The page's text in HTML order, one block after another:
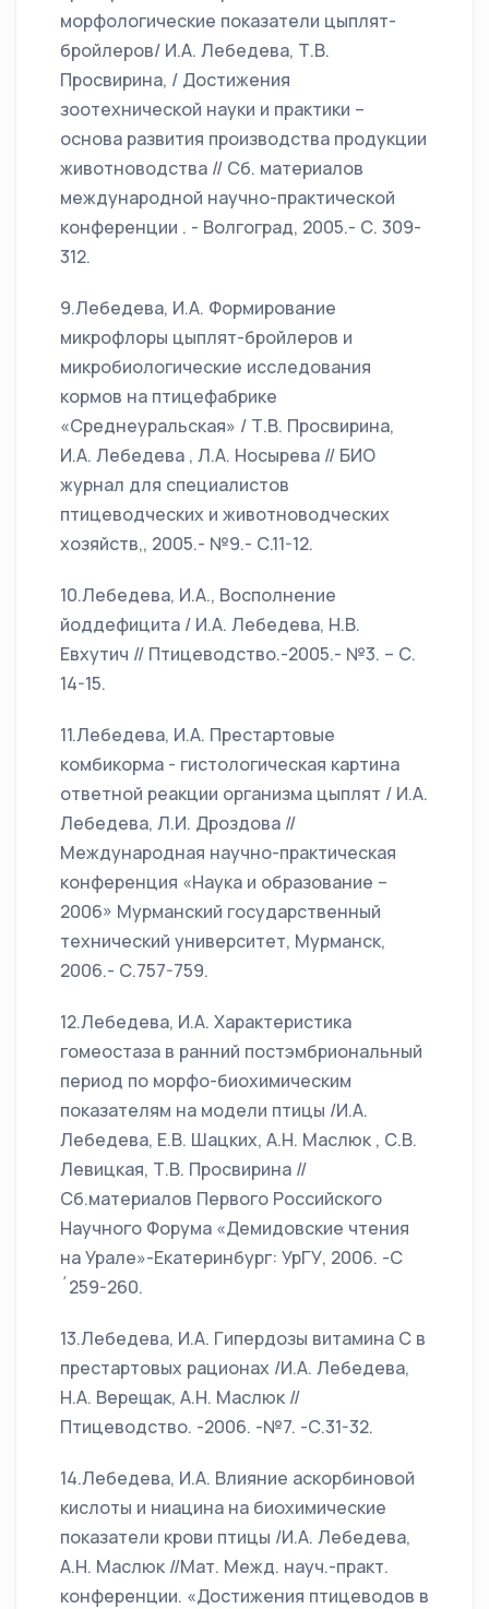
морфологические показатели цыплят-
бройлеров/ И.А. Лебедева, Т.В.
Просвирина, / Достижения
зоотехнической науки и практики –
основа развития производства продукции
животноводства // Сб. материалов
международной научно-практической
конференции . - Волгоград, 2005.- С. 309-
312.
9.Лебедева, И.А. Формирование
микрофлоры цыплят-бройлеров и
микробиологические исследования
кормов на птицефабрике
«Среднеуральская» / Т.В. Просвирина,
И.А. Лебедева , Л.А. Носырева // БИО
журнал для специалистов
птицеводческих и животноводческих
хозяйств,, 2005.- №9.- С.11-12.
10.Лебедева, И.А., Восполнение
йоддефицита / И.А. Лебедева, Н.В.
Евхутич // Птицеводство.-2005.- №3. – С.
14-15.
11.Лебедева, И.А. Престартовые
комбикорма - гистологическая картина
ответной реакции организма цыплят / И.А.
Лебедева, Л.И. Дроздова //
Международная научно-практическая
конференция «Наука и образование –
2006» Мурманский государственный
технический университет, Мурманск,
2006.- С.757-759.
12.Лебедева, И.А. Характеристика
гомеостаза в ранний постэмбриональный
период по морфо-биохимическим
показателям на модели птицы /И.А.
Лебедева, Е.В. Шацких, А.Н. Маслюк , С.В.
Левицкая, Т.В. Просвирина //
Сб.материалов Первого Российского
Научного Форума «Демидовские чтения
на Урале»-Екатеринбург: УрГУ, 2006. -С
´259-260.
13.Лебедева, И.А. Гипердозы витамина С в
престартовых рационах /И.А. Лебедева,
Н.А. Верещак, А.Н. Маслюк //
Птицеводство. -2006. -№7. -С.31-32.
14.Лебедева, И.А. Влияние аскорбиновой
кислоты и ниацина на биохимические
показатели крови птицы /И.А. Лебедева,
А.Н. Маслюк //Мат. Межд. науч.-практ.
конференции. «Достижения птицеводов в